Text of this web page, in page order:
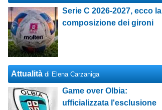
Serie C 2026-2027, ecco la
composizione dei gironi
Attualità di Elena Carzaniga
Game over Olbia:
ufficializzata l'esclusione